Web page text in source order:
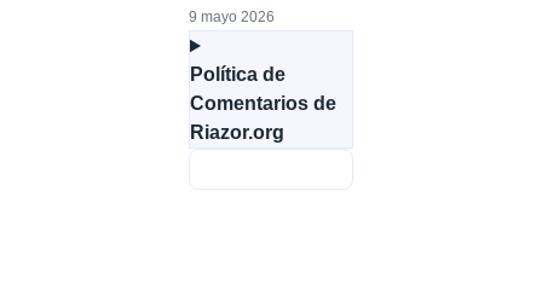
9 mayo 2026
Política de
Comentarios de
Riazor.org